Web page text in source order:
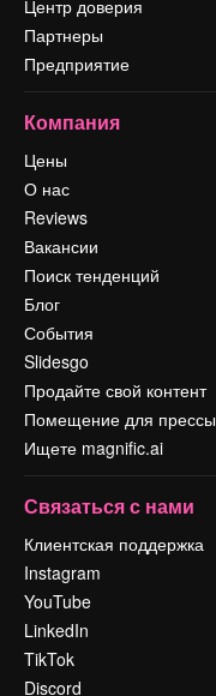
Центр доверия
Партнеры
Предприятие
Компания
Цены
О нас
Reviews
Вакансии
Поиск тенденций
Блог
События
Slidesgo
Продайте свой контент
Помещение для прессы
Ищете magnific.ai
Связаться с нами
Клиентская поддержка
Instagram
YouTube
LinkedIn
TikTok
Discord